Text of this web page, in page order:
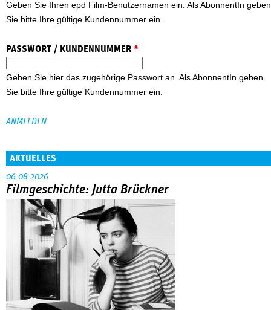
Geben Sie Ihren epd Film-Benutzernamen ein. Als AbonnentIn geben
Sie bitte Ihre gültige Kundennummer ein.
PASSWORT / KUNDENNUMMER *
Geben Sie hier das zugehörige Passwort an. Als AbonnentIn geben
Sie bitte Ihre gültige Kundennummer ein.
AKTUELLES
06.08.2026
Filmgeschichte: Jutta Brückner